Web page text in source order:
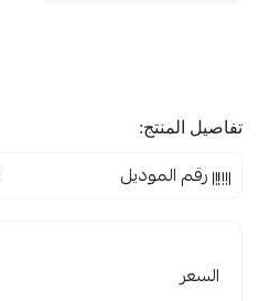
تفاصيل المنتج:
رقم الموديل
السعر